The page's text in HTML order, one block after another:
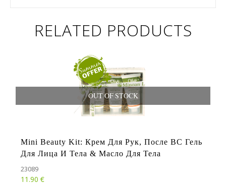
RELATED PRODUCTS
OUT OF STOCK
Mini Beauty Kit: Крем Для Рук, После ВС Гель
Для Лица И Тела & Масло Для Тела
23089
11.90 €